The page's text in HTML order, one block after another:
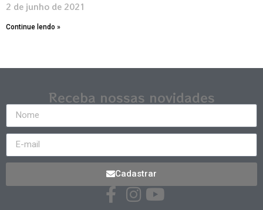
2 de junho de 2021
Continue lendo »
Receba nossas novidades
Cadastrar